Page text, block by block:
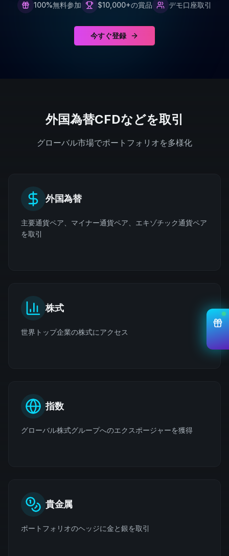
100%無料参加 $10,000+の賞品 デモ口座取引
今すぐ登録
外国為替CFDなどを取引
グローバル市場でポートフォリオを多様化
外国為替
主要通貨ペア、マイナー通貨ペア、エキゾチック通貨ペア
を取引
株式
世界トップ企業の株式にアクセス
指数
グローバル株式グループへのエクスポージャーを獲得
貴金属
ポートフォリオのヘッジに金と銀を取引